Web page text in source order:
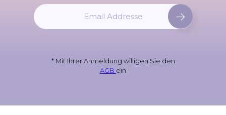
M
e
s
* Mit Ihrer Anmeldung willigen Sie den
AGB ein